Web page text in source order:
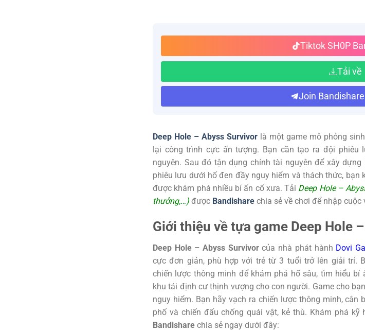
Tiktok SH0P
Tải về
Join
Deep Hole – Abyss Survivorlà một game mô phỏng
lại công trình cực ấn tượng. Bạn cần tạo ra đội phiêu
nguyên. Sau đó tận dụng chính tài nguyên để xây
phiêu lưu dưới hố đen đầy nguy hiểm và thách thức,
được khám phá nhiều bí ẩn cổ xưa. Tải Deep Hole –
thưởng,…) được Bandishare chia sẻ về chơi để nhập cuộc
Giới thiệu về tựa game Deep Hole
Deep Hole – Abyss Survivorcủa nhà phát hành Dovi
cực đơn giản, phù hợp với trẻ từ 3 tuổi trở lên giải trí.
chiến lược thông minh để khám phá hố sâu, tìm hiểu bí
khu tái định cư thịnh vượng cho con người. Game cho
nguy hiểm. Bạn hãy vạch ra chiến lược thông minh,
phố và chiến đấu chống quái vật, kẻ thù. Khám phá
Bandishare chia sẻ ngay dưới đây: